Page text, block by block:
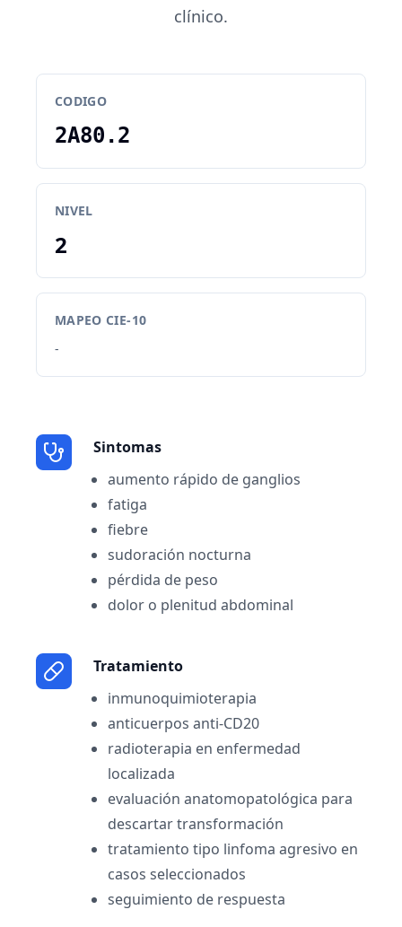
clínico.
CODIGO
2A80.2
NIVEL
2
MAPEO CIE-10
-
Sintomas
aumento rápido de ganglios
fatiga
fiebre
sudoración nocturna
pérdida de peso
dolor o plenitud abdominal
Tratamiento
inmunoquimioterapia
anticuerpos anti-CD20
radioterapia en enfermedad
localizada
evaluación anatomopatológica para
descartar transformación
tratamiento tipo linfoma agresivo en
casos seleccionados
seguimiento de respuesta